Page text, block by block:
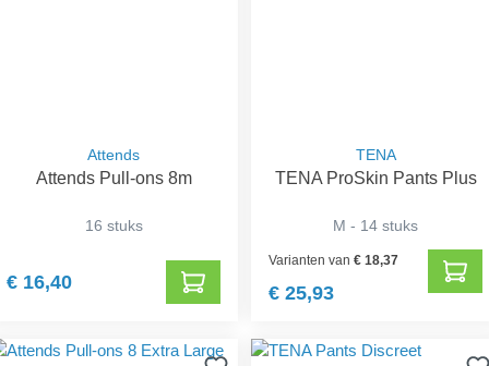
Attends
Attends Pull-ons 8m
16 stuks
€ 16,40
TENA
TENA ProSkin Pants Plus
M - 14 stuks
Varianten van€ 18,37
€ 25,93